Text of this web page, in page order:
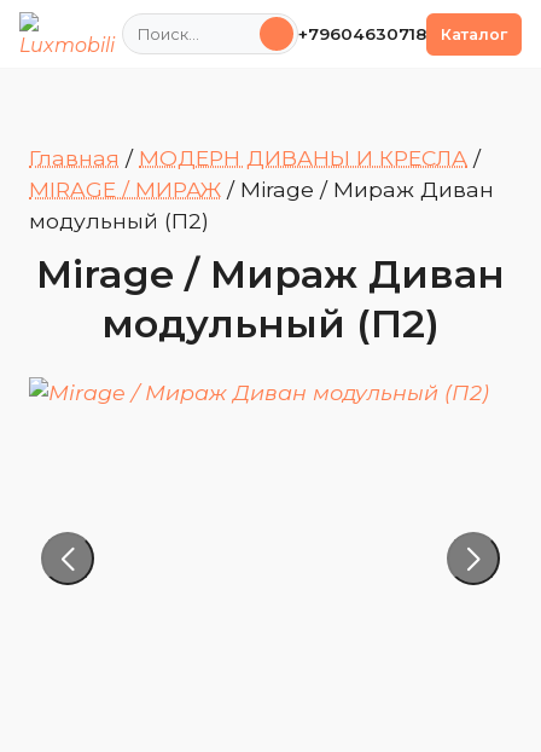
Поиск +79604630718 Каталог
Главная / МОДЕРН ДИВАНЫ И КРЕСЛА /
MIRAGE / МИРАЖ / Mirage / Мираж Диван
модульный (П2)
Mirage / Мираж Диван
модульный (П2)